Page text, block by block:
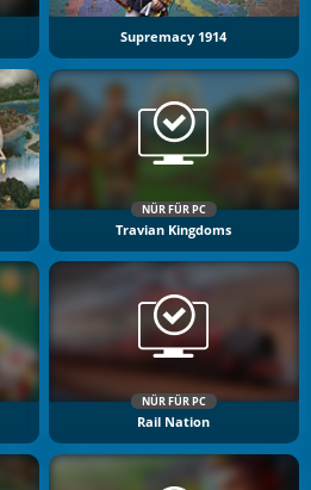
Supremacy 1914
NÜR FÜR PC
Travian Kingdoms
NÜR FÜR PC
Rail Nation